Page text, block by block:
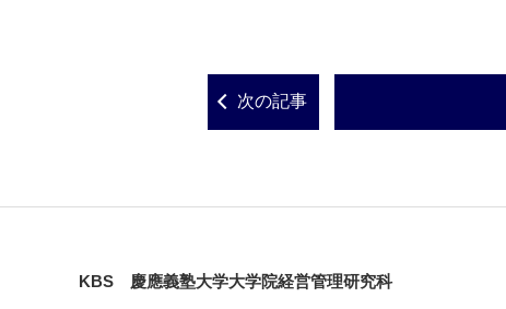
次の記事
KBS 慶應義塾大学大学院経営管理研究科